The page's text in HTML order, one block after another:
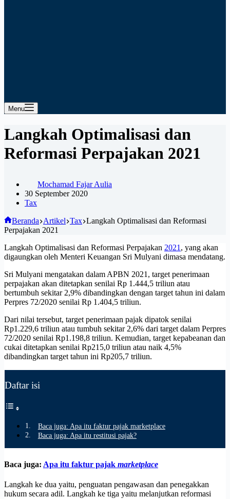
Menu
Langkah Optimalisasi dan
Reformasi Perpajakan 2021
Mochamad Fajar Aulia
30 September 2020
Tax
Beranda Artikel Tax Langkah Optimalisasi dan Reformasi
Perpajakan 2021
Langkah Optimalisasi dan Reformasi Perpajakan 2021 , yang akan
digaungkan oleh Menteri Keuangan Sri Mulyani dimasa mendatang.
Sri Mulyani mengatakan dalam APBN 2021, target penerimaan
perpajakan akan ditetapkan senilai Rp 1.444,5 triliun atau
bertumbuh sekitar 2,9% dibandingkan dengan target tahun ini dalam
Perpres 72/2020 senilai Rp 1.404,5 triliun.
Dari nilai tersebut, target penerimaan pajak dipatok senilai
Rp1.229,6 triliun atau tumbuh sekitar 2,6% dari target dalam Perpres
72/2020 senilai Rp1.198,8 triliun. Kemudian, target kepabeanan dan
cukai ditetapkan senilai Rp215,0 triliun atau naik 4,5%
dibandingkan target tahun ini Rp205,7 triliun.
Daftar isi
Baca juga: Apa itu faktur pajak marketplace
Baca juga: Apa itu restitusi pajak?
Baca juga: Apa itu faktur pajak marketplace
Langkah ke dua yaitu, penguatan pengawasan dan penegakkan
hukum secara adil. Langkah ke tiga yaitu melanjutkan reformasi